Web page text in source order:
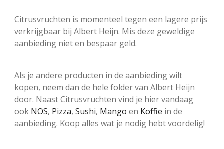
Citrusvruchten is momenteel tegen een lagere prijs
verkrijgbaar bij Albert Heijn. Mis deze geweldige
aanbieding niet en bespaar geld.
Als je andere producten in de aanbieding wilt
kopen, neem dan de hele folder van Albert Heijn
door. Naast Citrusvruchten vind je hier vandaag
ook NOS, Pizza, Sushi, Mango en Koffie in de
aanbieding. Koop alles wat je nodig hebt voordelig!